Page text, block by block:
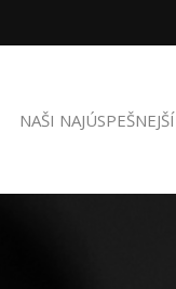
NAŠI NAJÚSPEŠNEJŠÍ